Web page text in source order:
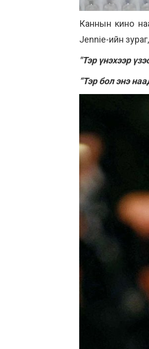
Каннын кино
Jennie-ийн
"Тэр үнэхээр
“Тэр бол энэ